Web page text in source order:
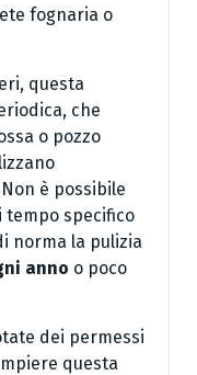
fognaria o
questa
che
o pozzo
è possibile
specifico
norma la pulizia
anno o poco
dei permessi
questa